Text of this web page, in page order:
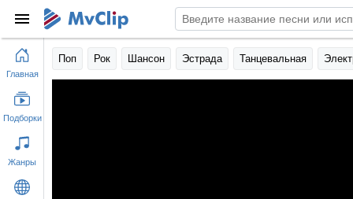
Поп Рок Шансон Эстрада Танцевальная
Главная
Подборки
Жанры